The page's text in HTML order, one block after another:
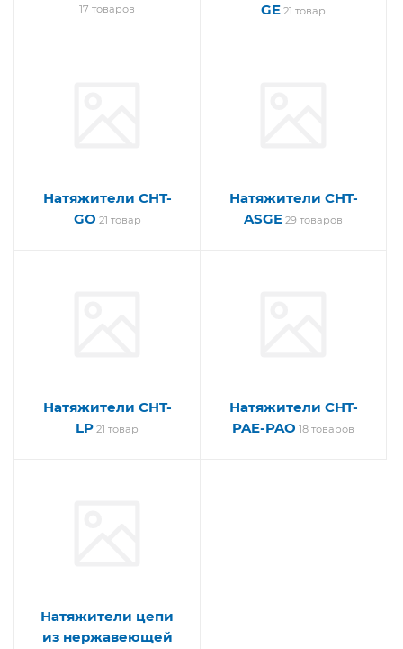
17 товаров
GE 21 товар
Натяжители CHT-
GO 21 товар
Натяжители CHT-
ASGE 29 товаров
Натяжители CHT-
LP 21 товар
Натяжители CHT-
PAE-PAO 18 товаров
Натяжители цепи
из нержавеющей